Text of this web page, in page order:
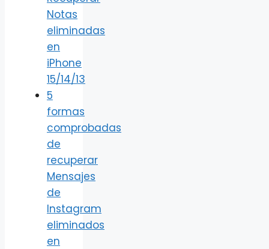
Notas
eliminadas
en
iPhone
15/14/13
5
formas
comprobadas
de
recuperar
Mensajes
de
Instagram
eliminados
en